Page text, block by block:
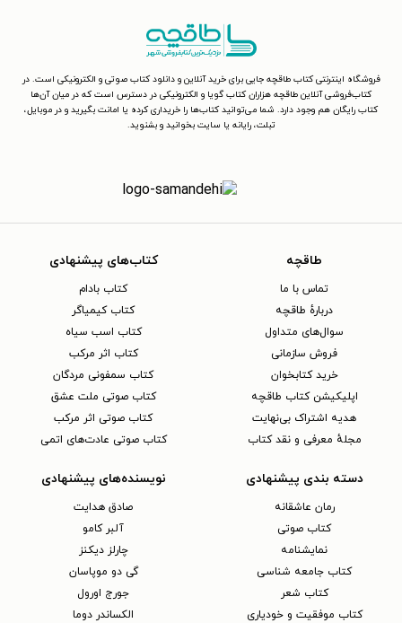
فروشگاه اینترنتی کتاب طاقچه جایی برای خرید آنلاین و دانلود کتاب صوتی و الکترونیکی است. در
کتاب‌فروشی آنلاین طاقچه هزاران کتاب گویا و الکترونیکی در دسترس است که در میان آن‌ها
کتاب رایگان هم وجود دارد. شما می‌توانید کتاب‌ها را خریداری کرده یا امانت بگیرید و در موبایل،
تبلت، رایانه یا سایت بخوانید و بشنوید.
طاقچه
تماس با ما
دربارهٔ طاقچه
سوال‌های متداول
فروش سازمانی
خرید کتابخوان
اپلیکیشن کتاب طاقچه
هدیه اشتراک بی‌نهایت
مجلهٔ معرفی و نقد کتاب
کتاب‌های پیشنهادی
کتاب بادام
کتاب کیمیاگر
کتاب اسب سیاه
کتاب اثر مرکب
کتاب سمفونی مردگان
کتاب صوتی ملت عشق
کتاب صوتی اثر مرکب
کتاب صوتی عادت‌های اتمی
دسته بندی پیشنهادی
رمان عاشقانه
کتاب‌ صوتی
نمایشنامه
کتاب جامعه شناسی
کتاب شعر
کتاب موفقیت و خودیاری
نویسنده‌های پیشنهادی
صادق هدایت
آلبر کامو
چارلز دیکنز
گی دو موپاسان
جورج اورول
الکساندر دوما